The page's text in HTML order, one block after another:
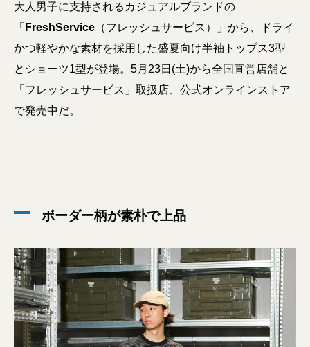
大人男子に支持されるカジュアルブランドの
「 FreshService （フレッシュサービス）」から、ドライ
かつ軽やかな素材を採用した盛夏向け半袖トップス3型
とショーツ1型が登場。5月23日(土)から全国直営店舗と
「フレッシュサービス」取扱店、公式オンラインストア
で発売中だ。
ボーダー柄が素朴で上品